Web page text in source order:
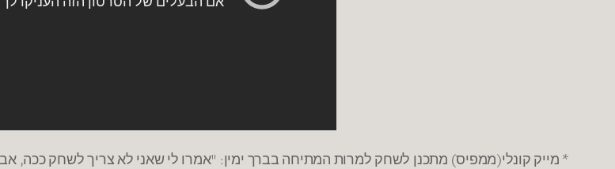
* מייק קונלי(ממפיס) מתכנן לשחק למרות המתיחה בברך ימין: "אמרו לי שאני לא צריך לשחק ככה,